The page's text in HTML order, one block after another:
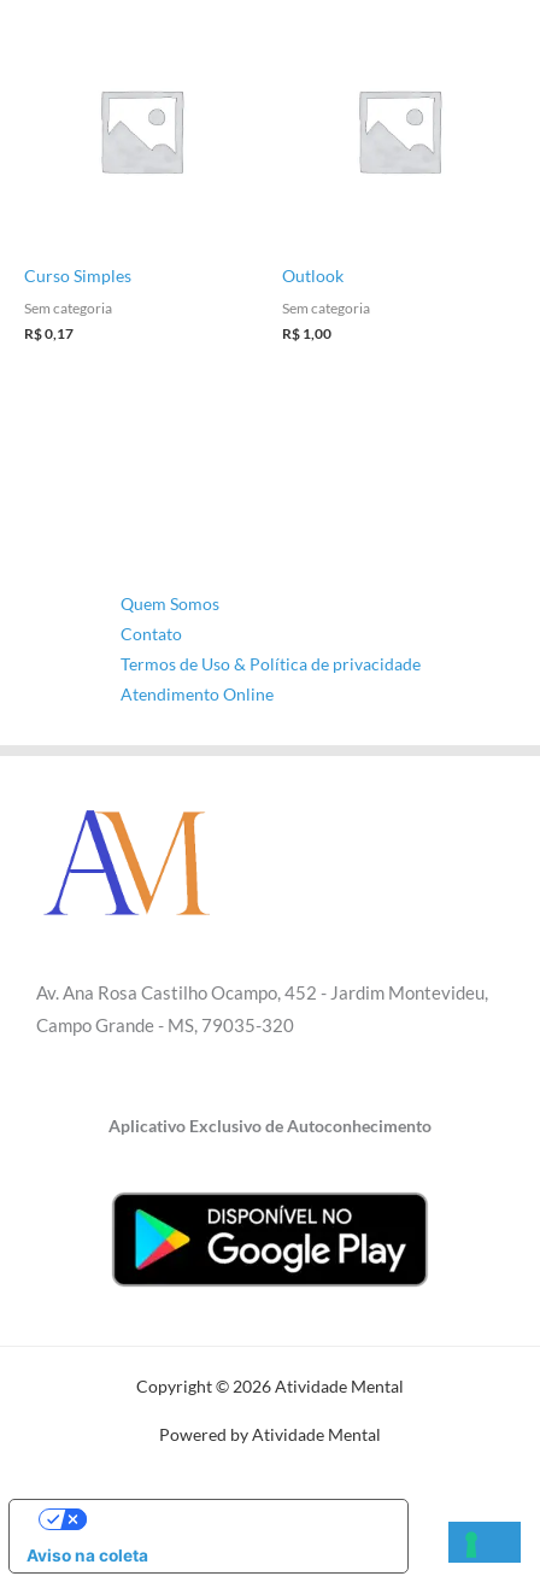
Curso Simples
Sem categoria
R$0,17
Outlook
Sem categoria
R$ 1,00
Quem Somos
Contato
Termos de Uso & Política de privacidade
Atendimento Online
Av. Ana Rosa Castilho Ocampo, 452 - Jardim Montevideu,
Campo Grande - MS, 79035-320
Aplicativo Exclusivo de Autoconhecimento
Copyright © 2026 Atividade Mental
Powered by Atividade Mental
Aviso na coleta